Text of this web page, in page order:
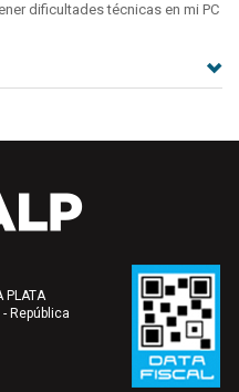
dificultades técnicas en mi PC
PLATA
República